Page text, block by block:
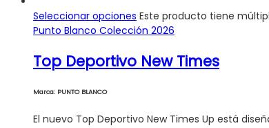
Seleccionar opciones Este producto tiene
Punto Blanco Colección 2026
Top Deportivo New Times
Marca: PUNTO BLANCO
El nuevo Top Deportivo New Times Up está